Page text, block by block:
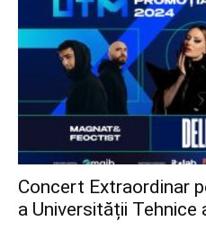
Concert Extraordinar
a Universității Tehnice